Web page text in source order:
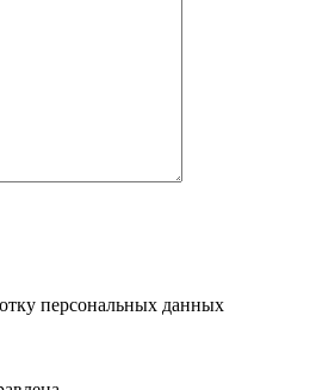
персональных данных